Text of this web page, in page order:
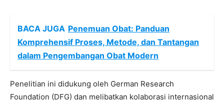
BACA JUGA Penemuan Obat: Panduan
Komprehensif Proses, Metode, dan Tantangan
dalam Pengembangan Obat Modern
Penelitian ini didukung oleh German Research
Foundation (DFG) dan melibatkan kolaborasi internasional